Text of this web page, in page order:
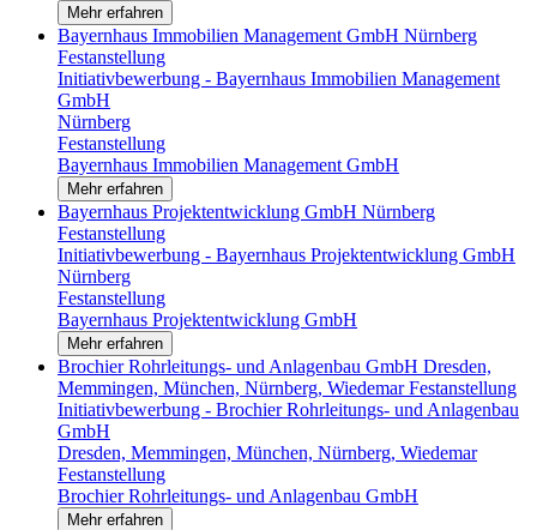
Mehr erfahren
Bayernhaus Immobilien Management GmbH Nürnberg
Festanstellung
Initiativbewerbung - Bayernhaus Immobilien Management
GmbH
Nürnberg
Festanstellung
Bayernhaus Immobilien Management GmbH
Mehr erfahren
Bayernhaus Projektentwicklung GmbH Nürnberg
Festanstellung
Initiativbewerbung - Bayernhaus Projekt­entwicklung GmbH
Nürnberg
Festanstellung
Bayernhaus Projektentwicklung GmbH
Mehr erfahren
Brochier Rohrleitungs- und Anlagenbau GmbH Dresden,
Memmingen, München, Nürnberg, Wiedemar Festanstellung
Initiativbewerbung - Brochier Rohrleitungs- und Anlagenbau
GmbH
Dresden, Memmingen, München, Nürnberg, Wiedemar
Festanstellung
Brochier Rohrleitungs- und Anlagenbau GmbH
Mehr erfahren